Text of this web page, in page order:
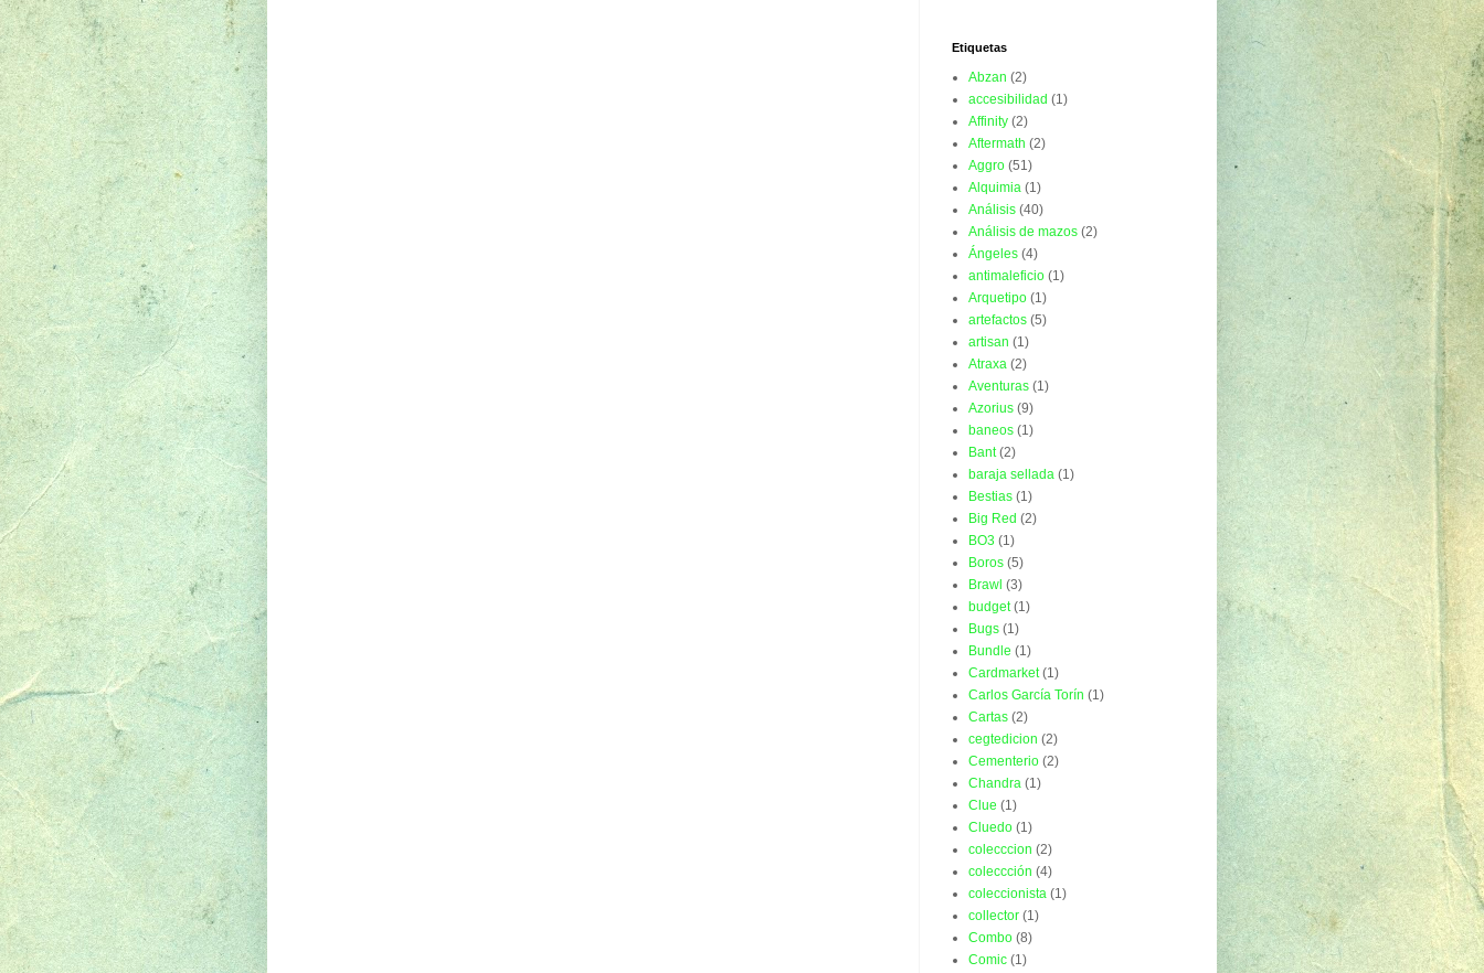
Etiquetas
Abzan (2)
accesibilidad (1)
Affinity (2)
Aftermath (2)
Aggro (51)
Alquimia (1)
Análisis (40)
Análisis de mazos (2)
Ángeles (4)
antimaleficio (1)
Arquetipo (1)
artefactos (5)
artisan (1)
Atraxa (2)
Aventuras (1)
Azorius (9)
baneos (1)
Bant (2)
baraja sellada (1)
Bestias (1)
Big Red (2)
BO3 (1)
Boros (5)
Brawl (3)
budget (1)
Bugs (1)
Bundle (1)
Cardmarket (1)
Carlos García Torín (1)
Cartas (2)
cegtedicion (2)
Cementerio (2)
Chandra (1)
Clue (1)
Cluedo (1)
colecccion (2)
coleccción (4)
coleccionista (1)
collector (1)
Combo (8)
Comic (1)